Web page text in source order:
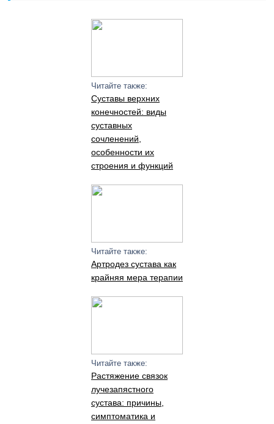
Читайте также:
Суставы верхних
конечностей: виды
суставных
сочленений,
особенности их
строения и функций
Читайте также:
Артродез сустава как
крайняя мера терапии
Читайте также:
Растяжение связок
лучезапястного
сустава: причины,
симптоматика и